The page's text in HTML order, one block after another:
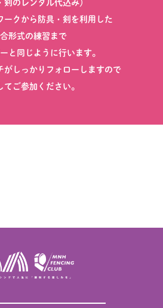
剣のレンタル代込み）
ークから防具・剣を利用した
形式の練習まで
と同じように行います。
がしっかりフォローしますので
てご参加ください。